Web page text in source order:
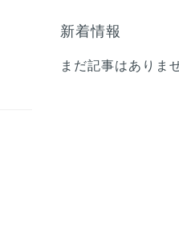
新着情報
まだ記事はありま